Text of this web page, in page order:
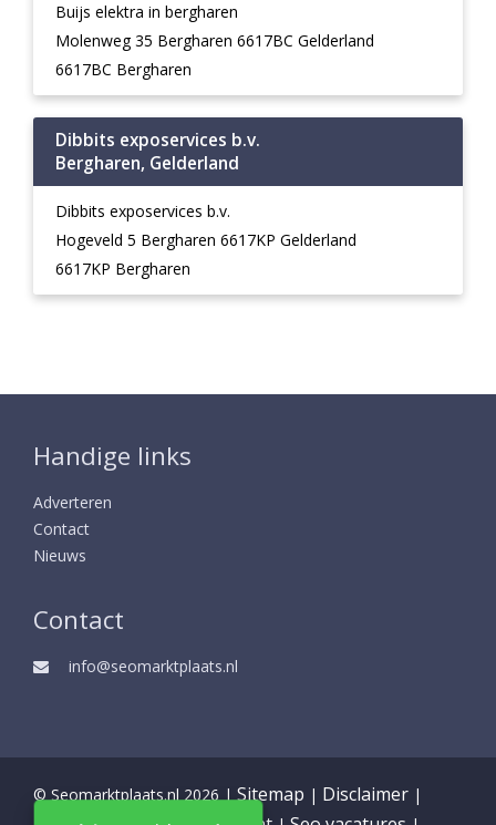
Buijs elektra in bergharen
Molenweg 35 Bergharen 6617BC Gelderland
6617BC Bergharen
Dibbits exposervices b.v.
Bergharen, Gelderland
Dibbits exposervices b.v.
Hogeveld 5 Bergharen 6617KP Gelderland
6617KP Bergharen
Handige links
Adverteren
Contact
Nieuws
Contact
info@seomarktplaats.nl
© Seomarktplaats.nl 2026 |Sitemap | Disclaimer |